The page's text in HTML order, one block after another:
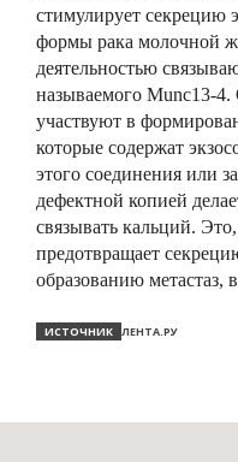
стимулирует секрецию
формы рака молочной
деятельностью
называемого Munc13-
участвуют в
которые содержат
этого соединения или
дефектной копией
связывать кальций.
предотвращает
образованию метастаз,
ИСТОЧНИК ЛЕНТА.РУ